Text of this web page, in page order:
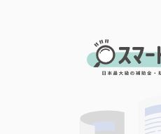
「PDF資料ダウンロード
で本サービスの
利用規約